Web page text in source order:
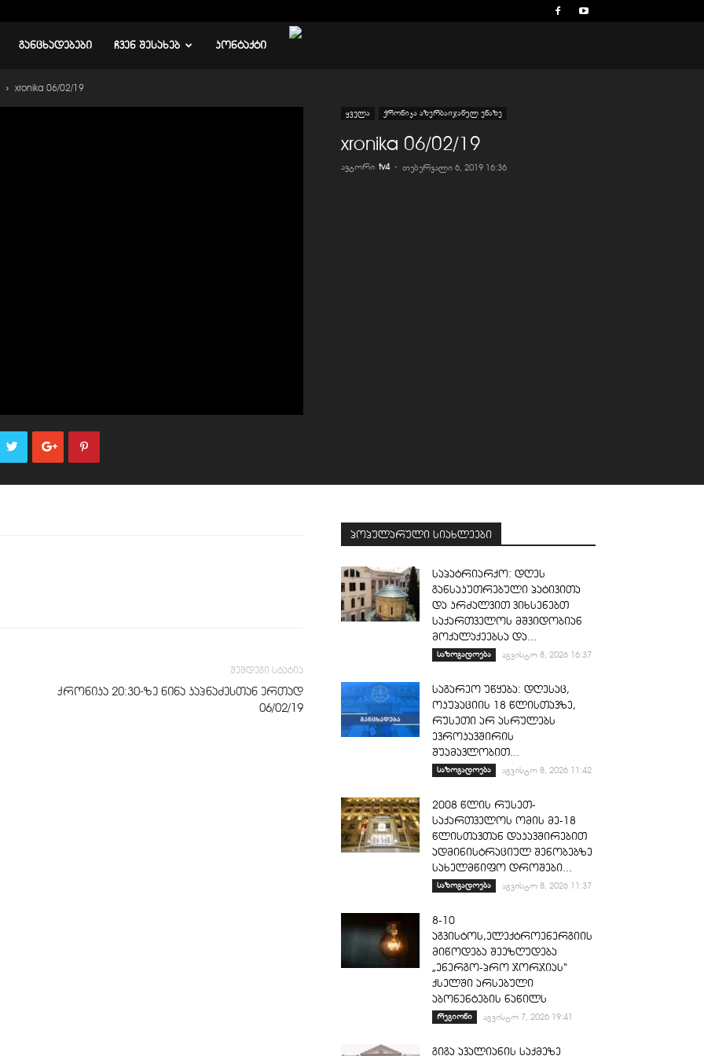
ᲒᲐᲜᲪᲮᲐᲓᲔᲑᲔᲑᲘ ᲩᲕᲔᲜ ᲨᲔᲡᲐᲮᲔᲑ ᲙᲝᲜᲢᲐᲥᲢᲘ
xronika 06/02/19
ყველა ქრონიკა აზერბაიჯანულ ენაზე
xronika 06/02/19
ავტორი tv4 - თებერვალი 6, 2019 16:36
შემდეგი სტატია
ქრონიკა 20:30-ზე ნინა კაპნაძესთან ერთად
06/02/19
პოპულარული სიახლეები
საპატრიარქო: დღეს
განსაკუთრებული პატივითა
და კრძალვით ვიხსენებთ
საქართველოს მშვიდობიან
მოქალაქეებსა და...
საზოგადოება აგვისტო 8, 2026 16:37
საგარეო უწყება: დღესაც,
ოკუპაციის 18 წლისთავზე,
რუსეთი არ ასრულებს
ევროკავშირის
შუამავლობით...
საზოგადოება აგვისტო 8, 2026 11:42
2008 წლის რუსეთ-
საქართველოს ომის მე-18
წლისთავთან დაკავშირებით
ადმინისტრაციულ შენობებზე
სახელმწიფო დროშები...
საზოგადოება აგვისტო 8, 2026 11:37
8-10
აგვისტოს,ელექტროენერგიის
მიწოდება შეეზღუდება
„ენერგო-პრო ჯორჯიას“
ქსელში არსებული
აბონენტების ნაწილს
რეგიონი აგვისტო 7, 2026 19:41
გიგა ავალიანის საქმეზე